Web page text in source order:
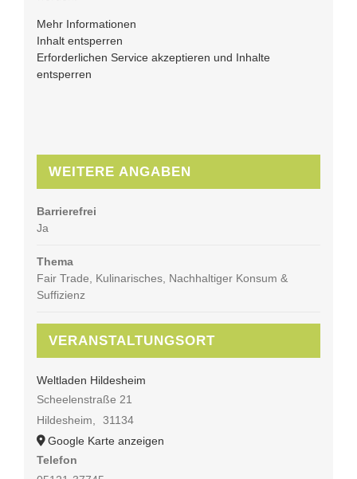
VERANSTALTUNGSORT
Weltladen Hildesheim
Scheelenstraße 21
Hildesheim
31134
Google Karte anzeigen
Telefon
Mehr Informationen
Inhalt entsperren
Erforderlichen Service akzeptieren und Inhalte
entsperren
WEITERE ANGABEN
Barrierefrei
Ja
Thema
Fair Trade, Kulinarisches, Nachhaltiger Konsum &
Suffizienz